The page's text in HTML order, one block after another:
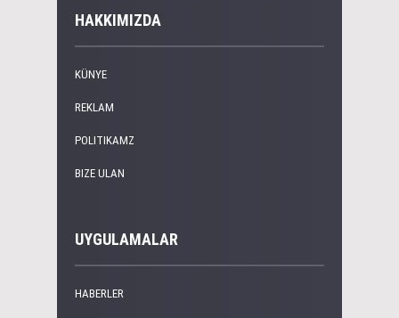
HAKKIMIZDA
KÜNYE
REKLAM
POLITIKAMZ
BIZE ULAN
UYGULAMALAR
HABERLER